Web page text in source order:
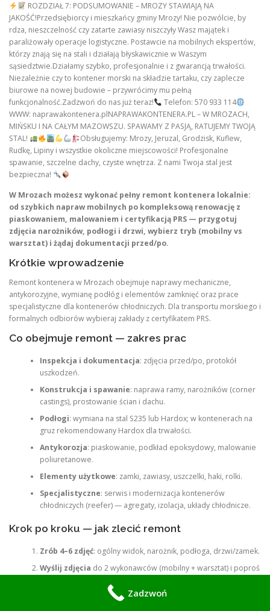
ROZDZIAŁ 7: PODSUMOWANIE – MROZY STAWIAJĄ NA
JAKOŚĆ!Przedsiębiorcy i mieszkańcy gminy Mrozy! Nie pozwólcie, by
rdza, nieszczelność czy zatarte zawiasy niszczyły Wasz majątek i
paraliżowały operacje logistyczne. Postawcie na mobilnych ekspertów,
którzy znają się na stali i działają błyskawicznie w Waszym
sąsiedztwie.Działamy szybko, profesjonalnie i z gwarancją trwałości.
Niezależnie czy to kontener morski na składzie tartaku, czy zaplecze
biurowe na nowej budowie – przywrócimy mu pełną
funkcjonalność.Zadzwoń do nas już teraz!
Telefon: 570 933 114
WWW: naprawakontenera.plNAPRAWAKONTENERA.PL – W MROZACH,
MIŃSKU I NA CAŁYM MAZOWSZU. SPAWAMY Z PASJĄ, RATUJEMY TWOJĄ
STAL!
Obsługujemy: Mrozy, Jeruzal, Grodzisk, Kuflew,
Rudkę, Lipiny i wszystkie okoliczne miejscowości! Profesjonalne
spawanie, szczelne dachy, czyste wnętrza. Z nami Twoja stal jest
bezpieczna!
W Mrozach możesz wykonać pełny remont kontenera lokalnie:
od szybkich napraw mobilnych po kompleksową renowację z
piaskowaniem, malowaniem i certyfikacją PRS — przygotuj
zdjęcia narożników, podłogi i drzwi, wybierz tryb (mobilny vs
warsztat) i żądaj dokumentacji przed/po.
Krótkie wprowadzenie
Remont kontenera w Mrozach obejmuje naprawy mechaniczne,
antykorozyjne, wymianę podłóg i elementów zamknięć oraz prace
specjalistyczne dla kontenerów chłodniczych. Dla transportu morskiego i
formalnych odbiorów wybieraj zakłady z certyfikatem PRS.
Co obejmuje remont — zakres prac
Inspekcja i dokumentacja: zdjęcia przed/po, protokół
uszkodzeń.
Konstrukcja i spawanie: naprawa ramy, narożników (corner
castings), prostowanie ścian i dachu.
Podłogi: wymiana na stal S235 lub Hardox; w kontenerach na
gruz rekomendowany Hardox dla trwałości.
Antykorozja: piaskowanie, podkład epoksydowy, malowanie
poliuretanowe.
Elementy użytkowe: zamki, zawiasy, uszczelki, haki, rolki.
Specjalistyczne: serwis i modernizacja kontenerów
chłodniczych (reefer) — agregaty, izolacja, układy chłodnicze.
Krok po kroku — jak zlecić remont
Zrób 4–6 zdjęć: ogólny widok, narożnik, podłoga, drzwi/zamek.
Wyślij zdjęcia do 2 wykonawców (mobilny + warsztat) i poproś
mobilny— szybkie łaty i spawy;
Zadzwoń